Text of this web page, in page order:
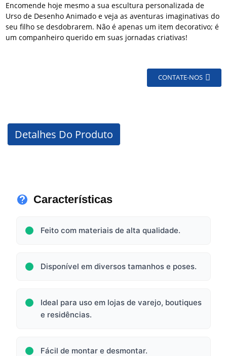
Encomende hoje mesmo a sua escultura personalizada de
Urso de Desenho Animado e veja as aventuras imaginativas do
seu filho se desdobrarem. Não é apenas um item decorativo; é
um companheiro querido em suas jornadas criativas!
CONTATE-NOS
Detalhes Do Produto
Características
Feito com materiais de alta qualidade.
Disponível em diversos tamanhos e poses.
Ideal para uso em lojas de varejo, boutiques
e residências.
Fácil de montar e desmontar.